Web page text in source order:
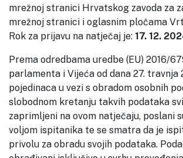
mrežnoj stranici Hrvatskog zavoda za
mrežnoj stranici i oglasnim pločama
Rok za prijavu na natječaj je: 17. 12.
Prema odredbama uredbe (EU) 2016/
parlamenta i Vijeća od dana 27. travnja
pojedinaca u vezi s obradom osobnih
slobodnom kretanju takvih podataka
zaprimljeni na ovom natječaju, poslani
voljom ispitanika te se smatra da je
privolu za obradu svojih podataka.